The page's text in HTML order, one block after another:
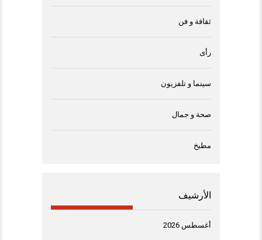
ثقافة و فن
رأى
سينما و تلفزيون
صحة و جمال
مطبخ
الأرشيف
أغسطس 2026